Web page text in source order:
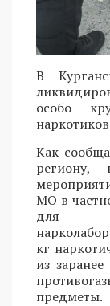
В
особо
Как
региону,
МО в
для
кг
из
предметы.